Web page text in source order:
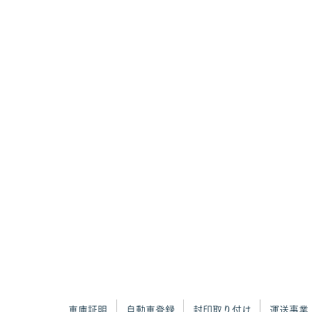
車庫証明 自動車登録 封印取り付け 運送事業